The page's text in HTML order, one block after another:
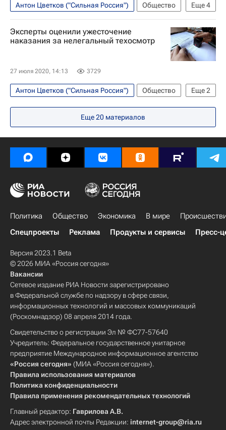
Еще4
Антон Цветков ("Сильная Россия")
Общество
Москва
Генеральная прокуратура РФ
Игорь Краснов
Россия
Эксперты оценили ужесточение
наказания за нелегальный техосмотр
27 июля 2020, 14:13 3729
Еще2
Антон Цветков ("Сильная Россия")
Общество
Здоровье - Общество
Сильная Россия
Еще20 материалов
Политика Общество Экономика В мире
Спецпроекты
Реклама Продукты и сервисы Пресс-
Версия 2023.1 Beta
© 2026 МИА «Россия сегодня»
Вакансии
Сетевое издание РИА Новости зарегистрировано
в Федеральной службе по надзору в сфере связи,
информационных технологий и массовых коммуникаций
(Роскомнадзор) 08 апреля 2014 года.
Свидетельство о регистрации Эл № ФС77-57640
Учредитель: Федеральное государственное унитарное
предприятие Международное информационное агентство
«Россия сегодня» (МИА «Россия сегодня»).
Правила использования материалов
Политика конфиденциальности
Правила применения рекомендательных технологий
Главный редактор: Гаврилова А.В.
Адрес электронной почты Редакции: internet-group@ria.ru